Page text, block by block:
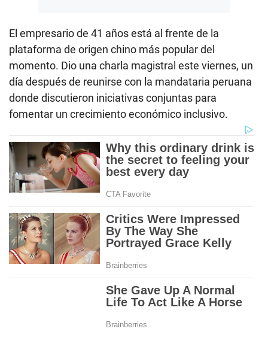
El empresario de 41 años está al frente de la
plataforma de origen chino más popular del
momento. Dio una charla magistral este viernes, un
día después de reunirse con la mandataria peruana
donde discutieron iniciativas conjuntas para
fomentar un crecimiento económico inclusivo.